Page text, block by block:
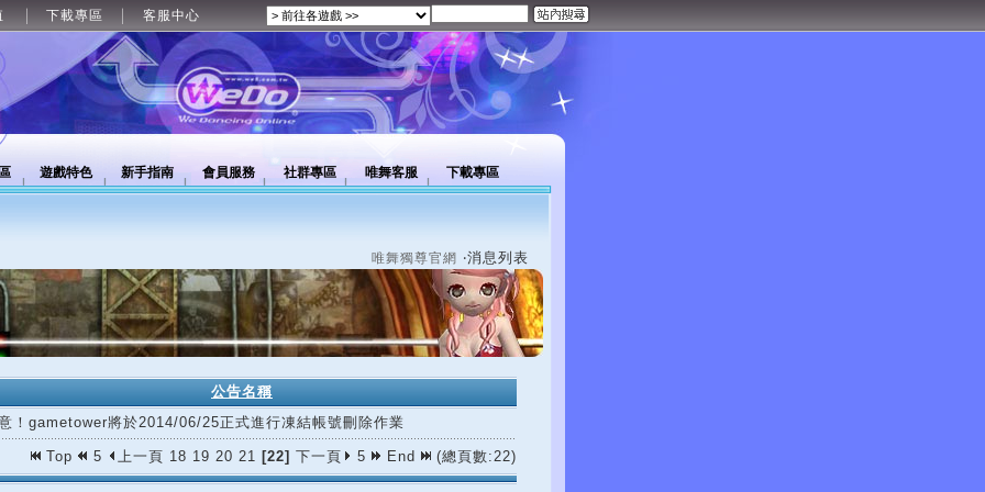
下載專區 客服中心
遊戲特色 新手指南 會員服務 社群專區 唯舞客服 下載專區
唯舞獨尊官網 ‧消息列表
公告名稱
！gametower將於2014/06/25正式進行凍結帳號刪除作業
Top 5 上一頁 18 19 20 21 [22] 下一頁 5 End (總頁數:22)